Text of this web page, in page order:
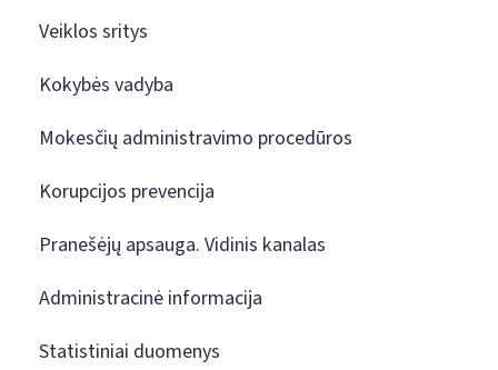
Veiklos sritys
Kokybės vadyba
Mokesčių administravimo procedūros
Korupcijos prevencija
Pranešėjų apsauga. Vidinis kanalas
Administracinė informacija
Statistiniai duomenys